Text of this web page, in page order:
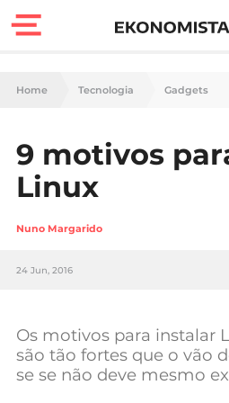
Finanças
Carreira
Tecnologia
Negócios
Home Tecnologia Gadgets
9 motivos
Linux
Nuno Margarido
24 Jun, 2016
Os motivos para instalar
são tão fortes que o vão
se se não deve mesmo